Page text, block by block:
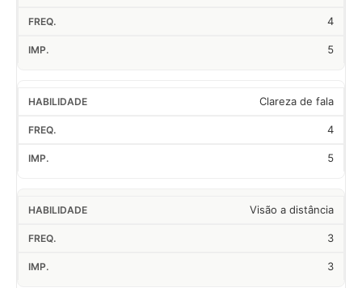
4
5
Clareza de fala
4
5
Visão a distância
3
3